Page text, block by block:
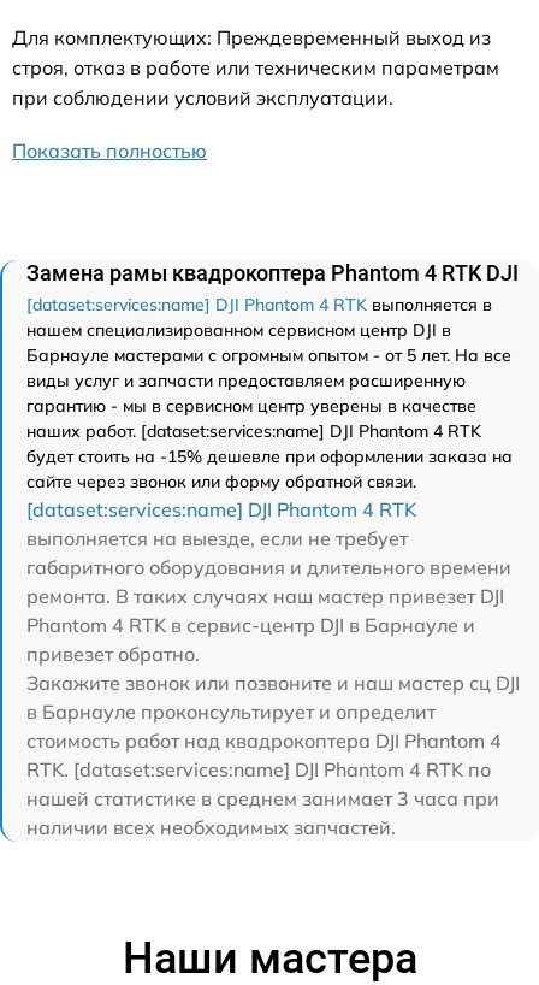
Для комплектующих: Преждевременный выход из
строя, отказ в работе или техническим параметрам
при соблюдении условий эксплуатации.
Показать полностью
Замена рамы квадрокоптера Phantom 4 RTK DJI
[dataset:services:name] DJI Phantom 4 RTK выполняется в
нашем специализированном сервисном центр DJI в
Барнауле мастерами с огромным опытом - от 5 лет. На все
виды услуг и запчасти предоставляем расширенную
гарантию - мы в сервисном центр уверены в качестве
наших работ. [dataset:services:name] DJI Phantom 4 RTK
будет стоить на -15% дешевле при оформлении заказа на
сайте через звонок или форму обратной связи.
[dataset:services:name] DJI Phantom 4 RTK
выполняется на выезде, если не требует
габаритного оборудования и длительного времени
ремонта. В таких случаях наш мастер привезет DJI
Phantom 4 RTK в сервис-центр DJI в Барнауле и
привезет обратно.
Закажите звонок или позвоните и наш мастер сц DJI
в Барнауле проконсультирует и определит
стоимость работ над квадрокоптера DJI Phantom 4
RTK. [dataset:services:name] DJI Phantom 4 RTK по
нашей статистике в среднем занимает 3 часа при
наличии всех необходимых запчастей.
Наши мастера